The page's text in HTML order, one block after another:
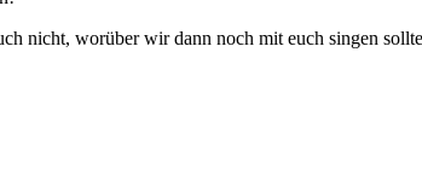
nicht, worüber wir dann noch mit euch singen